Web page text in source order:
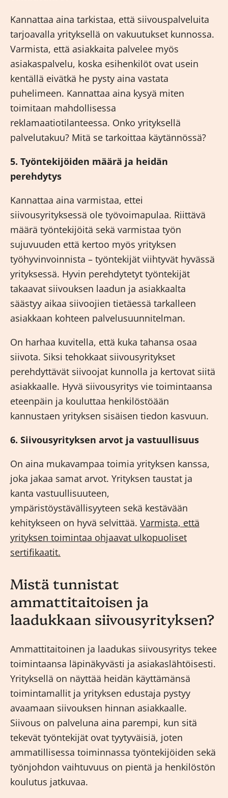
Kannattaa aina tarkistaa, että siivouspalveluita
tarjoavalla yrityksellä on vakuutukset kunnossa.
Varmista, että asiakkaita palvelee myös
asiakaspalvelu, koska esihenkilöt ovat usein
kentällä eivätkä he pysty aina vastata
puhelimeen. Kannattaa aina kysyä miten
toimitaan mahdollisessa
reklamaatiotilanteessa. Onko yrityksellä
palvelutakuu? Mitä se tarkoittaa käytännössä?
5. Työntekijöiden määrä ja heidän
perehdytys
Kannattaa aina varmistaa, ettei
siivousyrityksessä ole työvoimapulaa. Riittävä
määrä työntekijöitä sekä varmistaa työn
sujuvuuden että kertoo myös yrityksen
työhyvinvoinnista – työntekijät viihtyvät hyvässä
yrityksessä. Hyvin perehdytetyt työntekijät
takaavat siivouksen laadun ja asiakkaalta
säästyy aikaa siivoojien tietäessä tarkalleen
asiakkaan kohteen palvelusuunnitelman.
On harhaa kuvitella, että kuka tahansa osaa
siivota. Siksi tehokkaat siivousyritykset
perehdyttävät siivoojat kunnolla ja kertovat siitä
asiakkaalle. Hyvä siivousyritys vie toimintaansa
eteenpäin ja kouluttaa henkilöstöään
kannustaen yrityksen sisäisen tiedon kasvuun.
6. Siivousyrityksen arvot ja vastuullisuus
On aina mukavampaa toimia yrityksen kanssa,
joka jakaa samat arvot. Yrityksen taustat ja
kanta vastuullisuuteen,
ympäristöystävällisyyteen sekä kestävään
kehitykseen on hyvä selvittää. Varmista, että
yrityksen toimintaa ohjaavat ulkopuoliset
sertifikaatit.
Mistä tunnistat
ammattitaitoisen ja
laadukkaan siivousyrityksen?
Ammattitaitoinen ja laadukas siivousyritys tekee
toimintaansa läpinäkyvästi ja asiakaslähtöisesti.
Yrityksellä on näyttää heidän käyttämänsä
toimintamallit ja yrityksen edustaja pystyy
avaamaan siivouksen hinnan asiakkaalle.
Siivous on palveluna aina parempi, kun sitä
tekevät työntekijät ovat tyytyväisiä, joten
ammatillisessa toiminnassa työntekijöiden sekä
työnjohdon vaihtuvuus on pientä ja henkilöstön
koulutus jatkuvaa.